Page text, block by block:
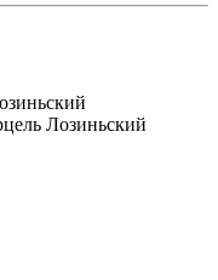
Лозиньский